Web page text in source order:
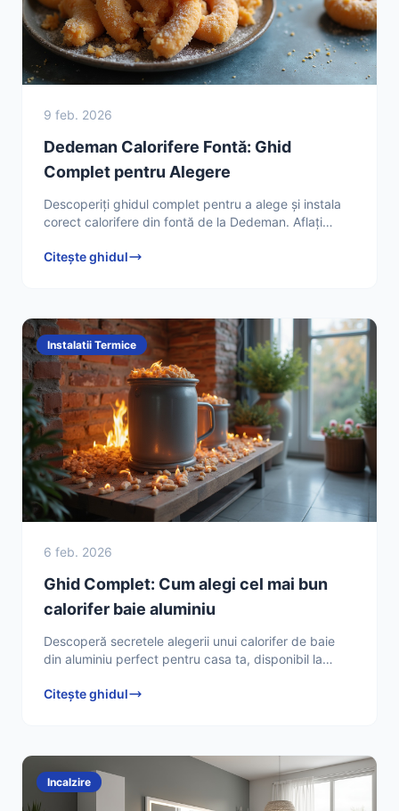
9 feb. 2026
Dedeman Calorifere Fontă: Ghid
Complet pentru Alegere
Descoperiți ghidul complet pentru a alege și instala
corect calorifere din fontă de la Dedeman. Aflați
Citește ghidul
Instalatii Termice
6 feb. 2026
Ghid Complet: Cum alegi cel mai bun
calorifer baie aluminiu
Descoperă secretele alegerii unui calorifer de baie
din aluminiu perfect pentru casa ta, disponibil la
să
Citește ghidul
Incalzire